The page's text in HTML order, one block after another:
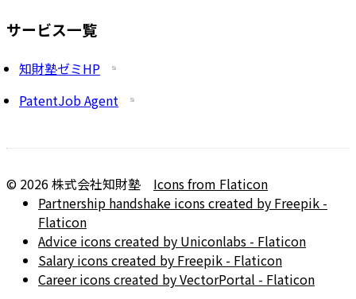
サービス一覧
知財塾ゼミHP
PatentJob Agent
© 2026株式会社知財塾
Icons from Flaticon
Partnership handshake icons created by Freepik -
Flaticon
Advice icons created by Uniconlabs - Flaticon
Salary icons created by Freepik - Flaticon
Career icons created by VectorPortal - Flaticon